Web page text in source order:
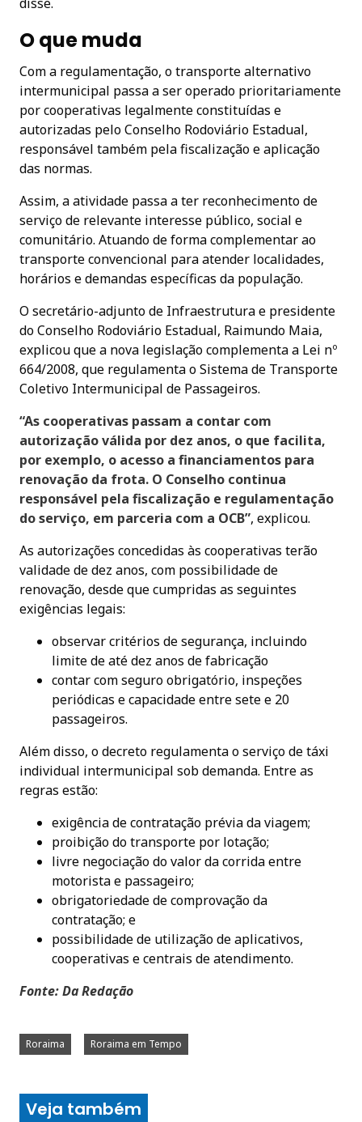
O que muda
Com a regulamentação, o transporte alternativo
intermunicipal passa a ser operado prioritariamente
por cooperativas legalmente constituídas e
autorizadas pelo Conselho Rodoviário Estadual,
responsável também pela fiscalização e aplicação
das normas.
Assim, a atividade passa a ter reconhecimento de
serviço de relevante interesse público, social e
comunitário. Atuando de forma complementar ao
transporte convencional para atender localidades,
horários e demandas específicas da população.
O secretário-adjunto de Infraestrutura e presidente
do Conselho Rodoviário Estadual, Raimundo Maia,
explicou que a nova legislação complementa a Lei nº
664/2008, que regulamenta o Sistema de Transporte
Coletivo Intermunicipal de Passageiros.
“As cooperativas passam a contar com
autorização válida por dez anos, o que facilita,
por exemplo, o acesso a financiamentos para
renovação da frota. O Conselho continua
responsável pela fiscalização e regulamentação
do serviço, em parceria com a OCB”, explicou.
As autorizações concedidas às cooperativas terão
validade de dez anos, com possibilidade de
renovação, desde que cumpridas as seguintes
exigências legais:
observar critérios de segurança, incluindo
limite de até dez anos de fabricação
contar com seguro obrigatório, inspeções
periódicas e capacidade entre sete e 20
passageiros.
Além disso, o decreto regulamenta o serviço de táxi
individual intermunicipal sob demanda. Entre as
regras estão:
exigência de contratação prévia da viagem;
proibição do transporte por lotação;
livre negociação do valor da corrida entre
motorista e passageiro;
obrigatoriedade de comprovação da
contratação; e
possibilidade de utilização de aplicativos,
cooperativas e centrais de atendimento.
Fonte: Da Redação
Roraima Roraima em Tempo
Veja também